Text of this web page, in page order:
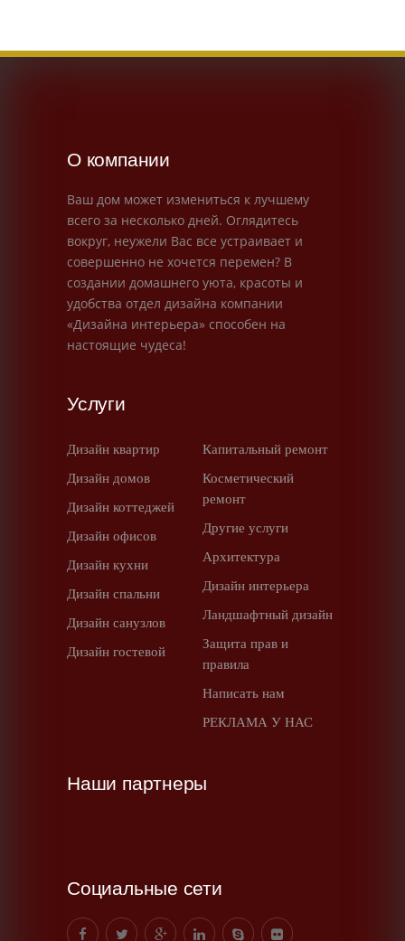
О компании
Ваш дом может измениться к лучшему
всего за несколько дней. Оглядитесь
вокруг, неужели Вас все устраивает и
совершенно не хочется перемен? В
создании домашнего уюта, красоты и
удобства отдел дизайна компании
«Дизайна интерьера» способен на
настоящие чудеса!
Услуги
Дизайн квартир
Дизайн домов
Дизайн коттеджей
Дизайн офисов
Дизайн кухни
Дизайн спальни
Дизайн санузлов
Дизайн гостевой
Капитальный ремонт
Косметический
ремонт
Другие услуги
Архитектура
Дизайн интерьера
Ландшафтный дизайн
Защита прав и
правила
Написать нам
РЕКЛАМА У НАС
Наши партнеры
Социальные сети